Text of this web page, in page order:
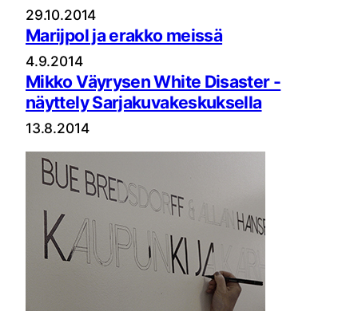
29.10.2014
Marijpol ja erakko meissä
4.9.2014
Mikko Väyrysen White Disaster -
näyttely Sarjakuvakeskuksella
13.8.2014